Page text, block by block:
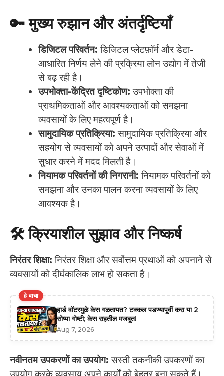
🔑 मुख्य रुझान और अंतर्दृष्टियाँ
डिजिटल परिवर्तन: डिजिटल प्लेटफ़ॉर्म और डेटा-
आधारित निर्णय लेने की प्रक्रिया लोन उद्योग में तेजी
से बढ़ रही है।
उपभोक्ता-केंद्रित दृष्टिकोण: उपभोक्ता की
प्राथमिकताओं और आवश्यकताओं को समझना
व्यवसायों के लिए महत्वपूर्ण है।
सामुदायिक प्रतिक्रिया: सामुदायिक प्रतिक्रिया और
सहयोग से व्यवसायों को अपने उत्पादों और सेवाओं में
सुधार करने में मदद मिलती है।
नियामक परिवर्तनों की निगरानी: नियामक परिवर्तनों को
समझना और उनका पालन करना व्यवसायों के लिए
आवश्यक है।
🛠️ क्रियाशील सुझाव और निष्कर्ष
निरंतर शिक्षा: निरंतर शिक्षा और सर्वोत्तम प्रथाओं को अपनाने से
व्यवसायों को दीर्घकालिक लाभ हो सकता है।
हे वाचा
हार्ड वॉटरमुळे केस गळतायत? टक्कल पडण्यापूर्वी करा या 2
सोप्या गोष्टी; केस राहतील मजबूत!
Aug 7, 2026
नवीनतम उपकरणों का उपयोग: सस्ती तकनीकी उपकरणों का